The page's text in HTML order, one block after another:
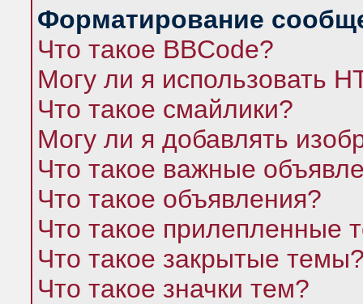
Форматирование
Что такое BBCode?
Могу ли я использовать
Что такое смайлики?
Могу ли я добавлять
Что такое важные
Что такое объявления?
Что такое прилепленные
Что такое закрытые
Что такое значки тем?